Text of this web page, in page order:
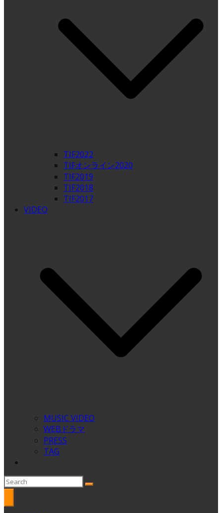
TIF2022
TIFオンライン2020
TIF2019
TIF2018
TIF2017
VIDEO
MUSIC VIDEO
WEBドラマ
PRESS
TAG